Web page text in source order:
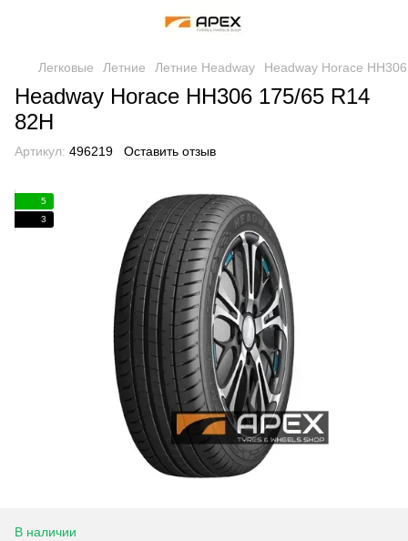
Легковые Летние Летние Headway Headway Horace
Headway Horace HH306 175/65 R14
82H
Артикул: 496219 Оставить отзыв
5
3
В наличии